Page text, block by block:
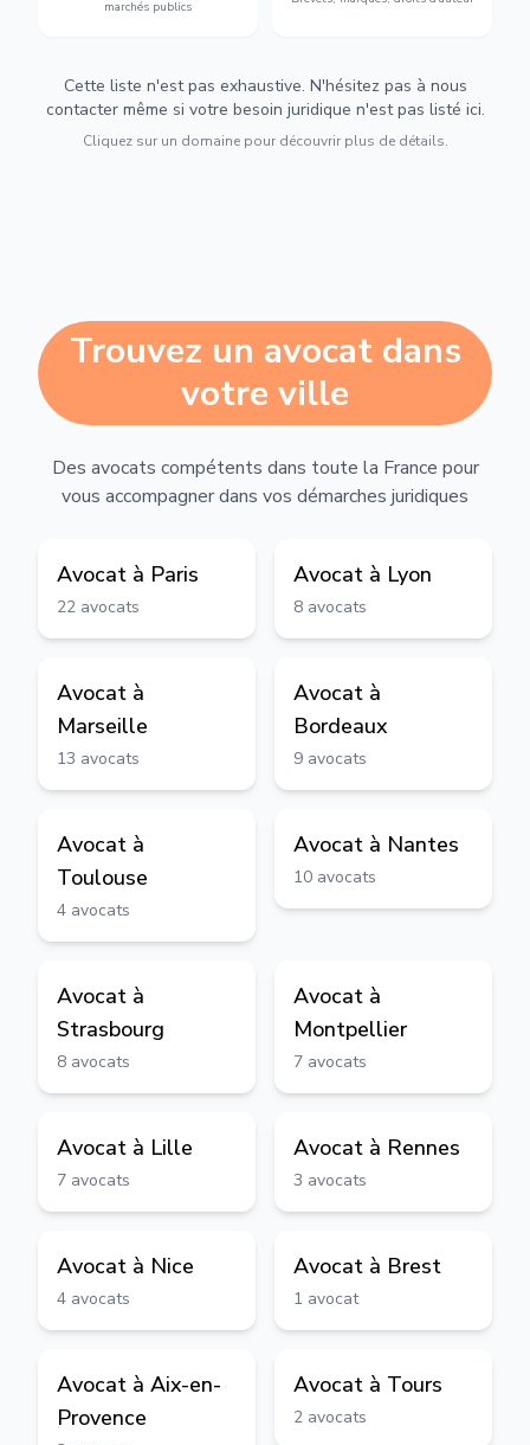
marchés publics
Cette liste n'est pas exhaustive. N'hésitez pas à nous
contacter même si votre besoin juridique n'est pas listé ici.
Cliquez sur un domaine pour découvrir plus de détails.
Trouvez un avocat dans
votre ville
Des avocats compétents dans toute la France pour
vous accompagner dans vos démarches juridiques
Avocat à Paris
22 avocats
Avocat à Lyon
8 avocats
Avocat à
Marseille
13 avocats
Avocat à
Bordeaux
9 avocats
Avocat à
Toulouse
4 avocats
Avocat à Nantes
10 avocats
Avocat à
Strasbourg
8 avocats
Avocat à
Montpellier
7 avocats
Avocat à Lille
7 avocats
Avocat à Rennes
3 avocats
Avocat à Nice
4 avocats
Avocat à Brest
1 avocat
Avocat à Aix-en-
Provence
Avocat à Tours
2 avocats